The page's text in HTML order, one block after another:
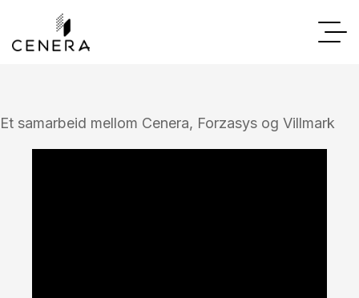
Et samarbeid mellom Cenera, Forzasys og Villmark